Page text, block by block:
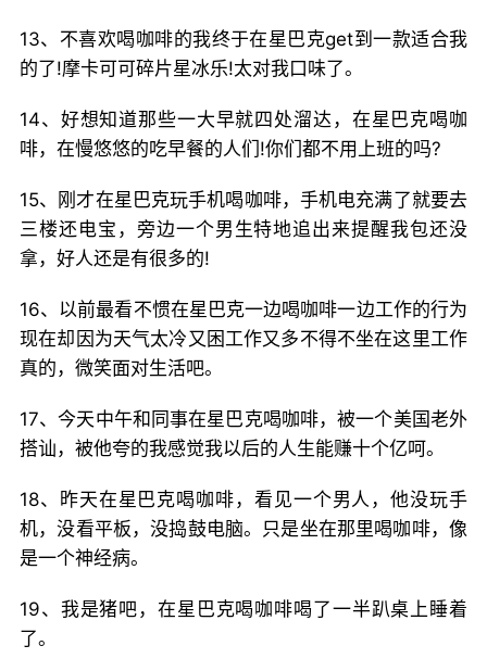
13、不喜欢喝咖啡的我终于在星巴克get到一款适合我
的了!摩卡可可碎片星冰乐!太对我口味了。
14、好想知道那些一大早就四处溜达，在星巴克喝咖
啡，在慢悠悠的吃早餐的人们!你们都不用上班的吗?
15、刚才在星巴克玩手机喝咖啡，手机电充满了就要去
三楼还电宝，旁边一个男生特地追出来提醒我包还没
拿，好人还是有很多的!
16、以前最看不惯在星巴克一边喝咖啡一边工作的行为
现在却因为天气太冷又困工作又多不得不坐在这里工作
真的，微笑面对生活吧。
17、今天中午和同事在星巴克喝咖啡，被一个美国老外
搭讪，被他夸的我感觉我以后的人生能赚十个亿呵。
18、昨天在星巴克喝咖啡，看见一个男人，他没玩手
机，没看平板，没捣鼓电脑。只是坐在那里喝咖啡，像
是一个神经病。
19、我是猪吧，在星巴克喝咖啡喝了一半趴桌上睡着
了。